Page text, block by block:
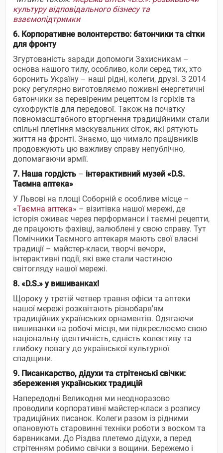
культуру відповідального бізнесу та
взаємопідтримки
6. Корпоративне волонтерство: батончики та сітки
для фронту
Згуртованість заради допомоги Захисникам –
основа нашого тилу, особливо, коли серед тих, хто
боронить Україну – наші рідні, колеги, друзі. З 2014
року регулярно виготовляємо поживні енергетичні
батончики за перевіреним рецептом із горіхів та
сухофруктів для передової. Також на початку
повномасштабного вторгнення традиційними стали
спільні плетіння маскувальних сіток, які рятують
життя на фронті. Знаємо, що чимало працівників
продовжують цю важливу справу непублічно,
допомагаючи армії.
7. Наша гордість – інтерактивний музей «D.S.
Таємна аптека»
У Львові на площі Соборній є особливе місце –
«Таємна аптека» – візитівка нашої мережі, де
історія оживає через перформанси і таємні рецепти,
де працюють фахівці, залюблені у свою справу. Тут
Помічники Таємного аптекаря мають свої власні
традиції – майстер-класи, творчі вечори,
інтерактивні події, які вже стали частиною
світогляду нашої мережі.
8. «D.S.» у вишиванках!
Щороку у третій четвер травня офіси та аптеки
нашої мережі розквітають різнобарв'ям
традиційних українських орнаментів. Одягаючи
вишиванки на робочі місця, ми підкреслюємо свою
національну ідентичність, єдність колективу та
глибоку повагу до української культурної
спадщини.
9. Писанкарство, дідухи та стрітенські свічки:
збереження українських традицій
Напередодні Великодня ми неодноразово
проводили корпоративні майстер-класи з розпису
традиційних писанок. Колеги разом із рідними
опановують старовинні техніки роботи з воском та
барвниками. До Різдва плетемо дідухи, а перед
стрітенням робимо свічки з вощини. Бережемо і